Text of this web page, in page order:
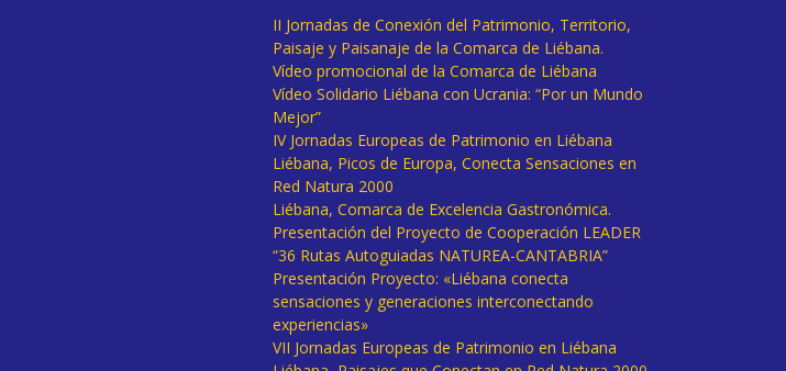
II Jornadas de Conexión del Patrimonio, Territorio,
Paisaje y Paisanaje de la Comarca de Liébana.
Vídeo promocional de la Comarca de Liébana
Vídeo Solidario Liébana con Ucrania: “Por un Mundo
Mejor”
IV Jornadas Europeas de Patrimonio en Liébana
Liébana, Picos de Europa, Conecta Sensaciones en
Red Natura 2000
Liébana, Comarca de Excelencia Gastronómica.
Presentación del Proyecto de Cooperación LEADER
“36 Rutas Autoguiadas NATUREA-CANTABRIA”
Presentación Proyecto: «Liébana conecta
sensaciones y generaciones interconectando
experiencias»
VII Jornadas Europeas de Patrimonio en Liébana